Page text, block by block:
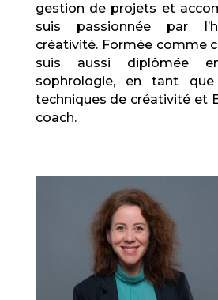
gestion de projets et
suis passionnée par
créativité. Formée comme
suis aussi diplômée
sophrologie, en tant
techniques de créativité et
coach.